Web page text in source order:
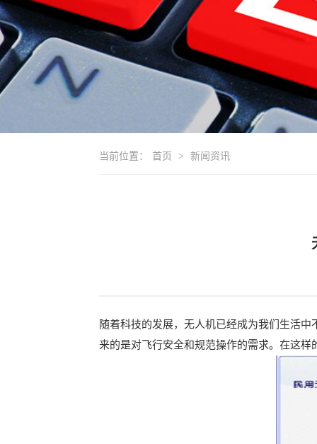
当前位置： 首页 > 新闻资讯
随着科技的发展，无人机已经成为我们生活
来的是对飞行安全和规范操作的需求。在这